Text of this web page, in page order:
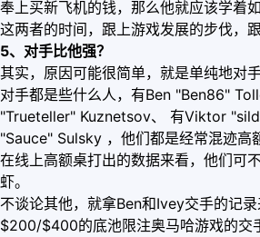
奉上买新飞机的钱，那么他就应该学着
这两者的时间，跟上游戏发展的步伐，
5、对手比他强？
其实，原因可能很简单，就是单纯地对
对手都是些什么人，有Ben "Ben86"
"Trueteller" Kuznetsov、 有Viktor
"Sauce" Sulsky ，他们都是经常混迹高
在线上高额桌打出的数据来看，他们可
虾。
不谈论其他，就拿Ben和Ivey交手的记
$200/$400的底池限注奥马哈游戏的交